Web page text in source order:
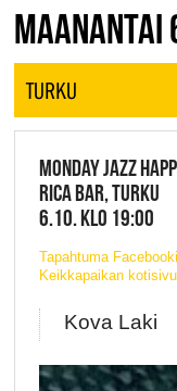
MAANANTAI
TURKU
MONDAY JAZZ
RICA BAR, TURKU
6.10. KLO 19:00
Tapahtuma
Keikkapaikan
Kova Laki